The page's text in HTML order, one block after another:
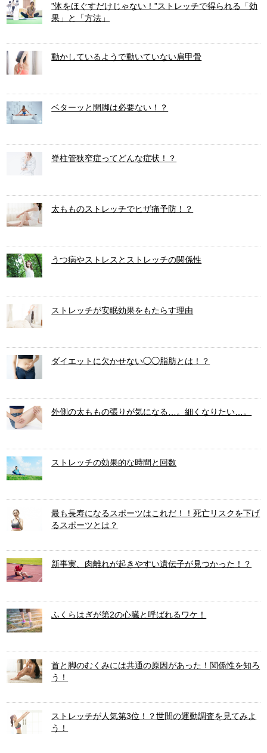
”体をほぐすだけじゃない！”ストレッチで得られる「効
果」と「方法」
動かしているようで動いていない肩甲骨
ベターッと開脚は必要ない！？
脊柱管狭窄症ってどんな症状！？
太もものストレッチでヒザ痛予防！？
うつ病やストレスとストレッチの関係性
ストレッチが安眠効果をもたらす理由
ダイエットに欠かせない◯◯脂肪とは！？
外側の太ももの張りが気になる…。細くなりたい…。
ストレッチの効果的な時間と回数
最も長寿になるスポーツはこれだ！！死亡リスクを下げ
るスポーツとは？
新事実、肉離れが起きやすい遺伝子が見つかった！？
ふくらはぎが第2の心臓と呼ばれるワケ！
首と脚のむくみには共通の原因があった！関係性を知ろ
う！
ストレッチが人気第3位！？世間の運動調査を見てみよ
う！